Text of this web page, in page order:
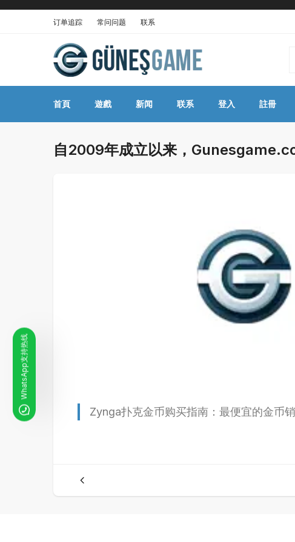
订单追踪 常问问题 联系
首頁 遊戲 新闻 联系 登入 註冊
自2009年成立以来，
Zynga扑克金币购买指南：最便宜的金币
WhatsApp支持热线